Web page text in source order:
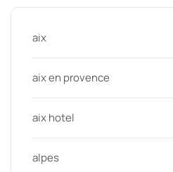
aix
aix en provence
aix hotel
alpes